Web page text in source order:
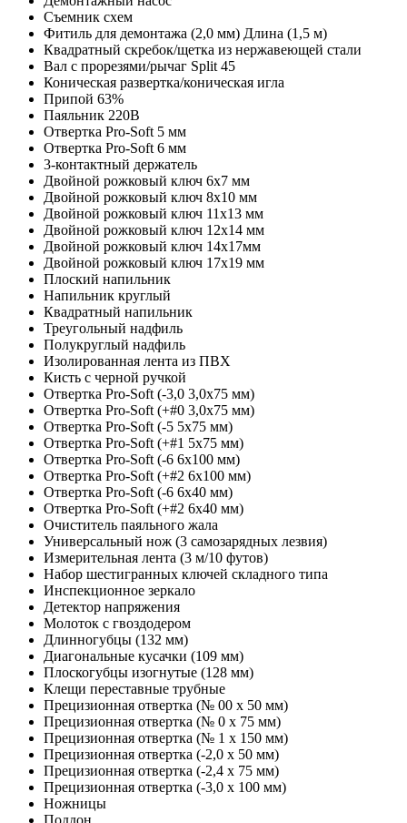
Съемник схем
Фитиль для демонтажа (2,0 мм) Длина (1,5 м)
Квадратный скребок/щетка из нержавеющей стали
Вал с прорезями/рычаг Split 45
Коническая развертка/коническая игла
Припой 63%
Паяльник 220В
Отвертка Pro-Soft 5 мм
Отвертка Pro-Soft 6 мм
3-контактный держатель
Двойной рожковый ключ 6x7 мм
Двойной рожковый ключ 8x10 мм
Двойной рожковый ключ 11x13 мм
Двойной рожковый ключ 12x14 мм
Двойной рожковый ключ 14x17мм
Двойной рожковый ключ 17x19 мм
Плоский напильник
Напильник круглый
Квадратный напильник
Треугольный надфиль
Полукруглый надфиль
Изолированная лента из ПВХ
Кисть с черной ручкой
Отвертка Pro-Soft (-3,0 3,0x75 мм)
Отвертка Pro-Soft (+#0 3,0x75 мм)
Отвертка Pro-Soft (-5 5x75 мм)
Отвертка Pro-Soft (+#1 5x75 мм)
Отвертка Pro-Soft (-6 6x100 мм)
Отвертка Pro-Soft (+#2 6x100 мм)
Отвертка Pro-Soft (-6 6x40 мм)
Отвертка Pro-Soft (+#2 6x40 мм)
Очиститель паяльного жала
Универсальный нож (3 самозарядных лезвия)
Измерительная лента (3 м/10 футов)
Набор шестигранных ключей складного типа
Инспекционное зеркало
Детектор напряжения
Молоток с гвоздодером
Длинногубцы (132 мм)
Диагональные кусачки (109 мм)
Плоскогубцы изогнутые (128 мм)
Клещи переставные трубные
Прецизионная отвертка (№ 00 x 50 мм)
Прецизионная отвертка (№ 0 x 75 мм)
Прецизионная отвертка (№ 1 x 150 мм)
Прецизионная отвертка (-2,0 х 50 мм)
Прецизионная отвертка (-2,4 х 75 мм)
Прецизионная отвертка (-3,0 х 100 мм)
Ножницы
Поддон